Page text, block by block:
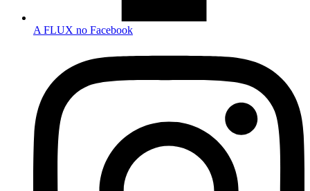
A FLUX no Facebook